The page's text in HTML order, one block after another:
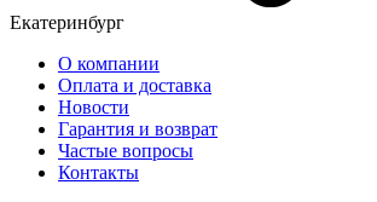
Екатеринбург
О компании
Оплата и доставка
Новости
Гарантия и возврат
Частые вопросы
Контакты